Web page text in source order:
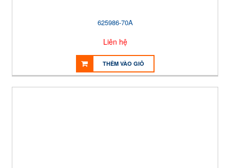
625986-70A
Liên hệ
THÊM VÀO GIỎ